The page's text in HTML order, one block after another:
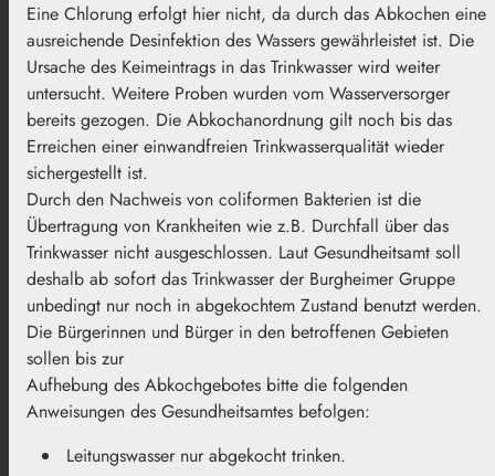
Eine Chlorung erfolgt hier nicht, da durch das Abkochen eine
ausreichende Desinfektion des Wassers gewährleistet ist. Die
Ursache des Keimeintrags in das Trinkwasser wird weiter
untersucht. Weitere Proben wurden vom Wasserversorger
bereits gezogen. Die Abkochanordnung gilt noch bis das
Erreichen einer einwandfreien Trinkwasserqualität wieder
sichergestellt ist.
Durch den Nachweis von coliformen Bakterien ist die
Übertragung von Krankheiten wie z.B. Durchfall über das
Trinkwasser nicht ausgeschlossen. Laut Gesundheitsamt soll
deshalb ab sofort das Trinkwasser der Burgheimer Gruppe
unbedingt nur noch in abgekochtem Zustand benutzt werden.
Die Bürgerinnen und Bürger in den betroffenen Gebieten
sollen bis zur
Aufhebung des Abkochgebotes bitte die folgenden
Anweisungen des Gesundheitsamtes befolgen:
Leitungswasser nur abgekocht trinken.